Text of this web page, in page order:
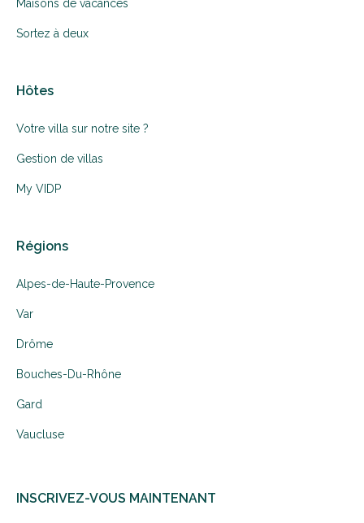
Maisons de vacances
Sortez à deux
Hôtes
Votre villa sur notre site ?
Gestion de villas
My VIDP
Régions
Alpes-de-Haute-Provence
Var
Drôme
Bouches-Du-Rhône
Gard
Vaucluse
INSCRIVEZ-VOUS MAINTENANT